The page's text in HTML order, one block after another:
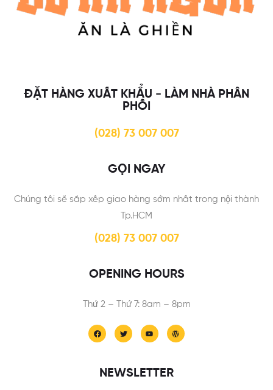
ĐẶT HÀNG XUẤT KHẨU - LÀM NHÀ PHÂN
PHỐI
(028) 73 007 007
GỌI NGAY
Chúng tôi sẽ sắp xếp giao hàng sớm nhất trong nội thành
Tp.HCM
(028) 73 007 007
OPENING HOURS
Thứ 2 – Thứ 7: 8am – 8pm
NEWSLETTER